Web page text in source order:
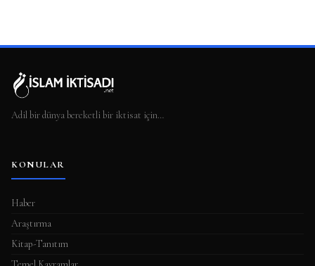
Adil bir dünya bereketli bir iktisat için…
KONULAR
Haber
Araştırma
Kitap-Tanıtım